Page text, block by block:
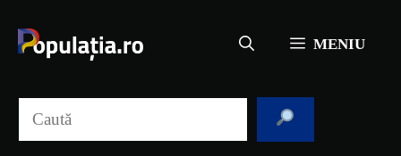
conținut
MENIU